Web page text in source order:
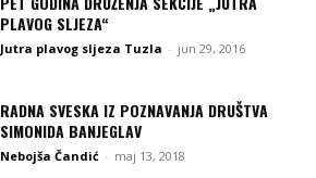
PLAVOG SLJEZA“
Jutra plavog sljeza Tuzla - jun 29, 2016
RADNA SVESKA IZ POZNAVANJA DRUŠTVA
SIMONIDA BANJEGLAV
Nebojša Čandić - maj 13, 2018